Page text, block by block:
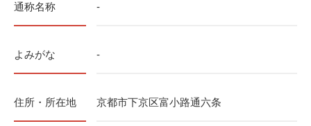
通称名称 -
よみがな -
住所・所在地 京都市下京区富小路通六条